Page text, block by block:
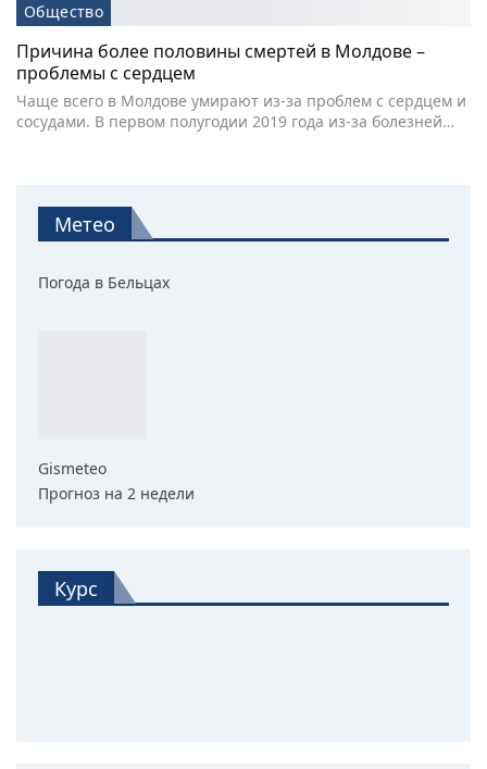
Общество
Причина более половины смертей в Молдове –
проблемы с сердцем
Чаще всего в Молдове умирают из-за проблем с сердцем и
сосудами. В первом полугодии 2019 года из-за болезней…
Метео
Погода в Бельцах
Gismeteo
Прогноз на 2 недели
Курс